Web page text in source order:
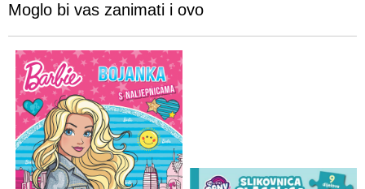
Moglo bi vas zanimati i ovo